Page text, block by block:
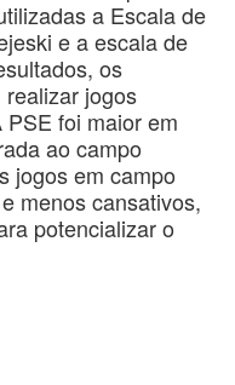
a Escala de
e a escala de
os
jogos
foi maior em
ao campo
jogos em campo
menos cansativos,
potencializar o